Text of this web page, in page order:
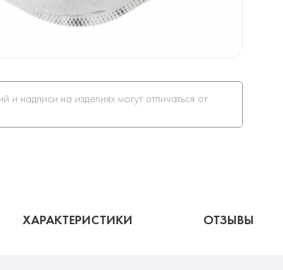
и надписи на изделиях могут отличаться от
ХАРАКТЕРИСТИКИ ОТЗЫВЫ